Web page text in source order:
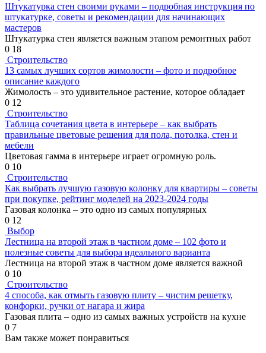
Штукатурка стен своими руками – подробная инструкция по
штукатурке, советы и рекомендации для начинающих
мастеров
Штукатурка стен является важным этапом ремонтных работ
0 18
Строительство
13 самых лучших сортов жимолости – фото и подробное
описание каждого
Жимолость – это удивительное растение, которое обладает
0 12
Строительство
Таблица сочетания цвета в интерьере – как выбрать
правильные цветовые решения для пола, потолка, стен и
мебели
Цветовая гамма в интерьере играет огромную роль.
0 10
Строительство
Как выбрать лучшую газовую колонку для квартиры – советы
при покупке, рейтинг моделей на 2023-2024 годы
Газовая колонка – это одно из самых популярных
0 12
Выбор
Лестница на второй этаж в частном доме – 102 фото и
полезные советы для выбора идеального варианта
Лестница на второй этаж в частном доме является важной
0 10
Строительство
4 способа, как отмыть газовую плиту – чистим решетку,
конфорки, ручки от нагара и жира
Газовая плита – одно из самых важных устройств на кухне
0 7
Вам также может понравиться